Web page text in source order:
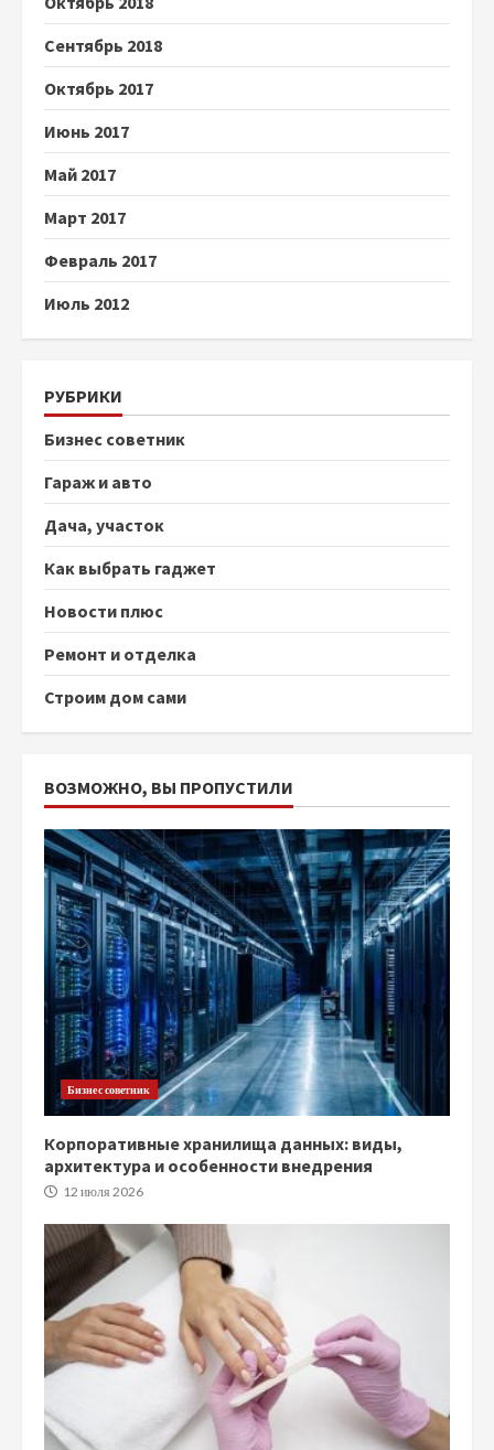
Сентябрь 2018
Октябрь 2017
Июнь 2017
Май 2017
Март 2017
Февраль 2017
Июль 2012
РУБРИКИ
Бизнес советник
Гараж и авто
Дача, участок
Как выбрать гаджет
Новости плюс
Ремонт и отделка
Строим дом сами
ВОЗМОЖНО, ВЫ ПРОПУСТИЛИ
Бизнес советник
Корпоративные хранилища данных: виды,
архитектура и особенности внедрения
12 июля 2026